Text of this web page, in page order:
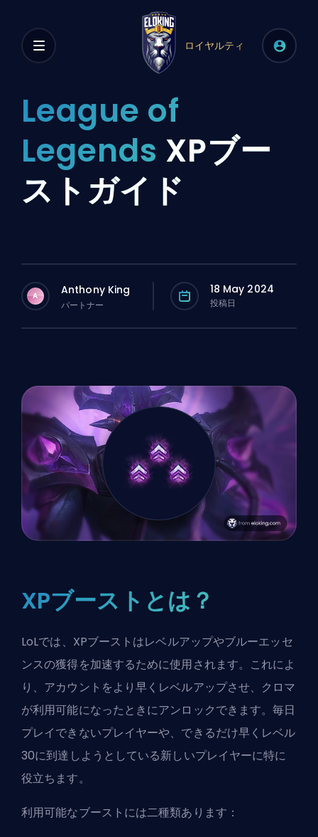
ロイヤルティ
League of
Legends XPブー
ストガイド
A Anthony King
パートナー
18 May 2024
投稿日
XPブーストとは？
LoLでは、XPブーストはレベルアップやブルーエッセ
ンスの獲得を加速するために使用されます。これによ
り、アカウントをより早くレベルアップさせ、クロマ
が利用可能になったときにアンロックできます。毎日
プレイできないプレイヤーや、できるだけ早くレベル
30に到達しようとしている新しいプレイヤーに特に
役立ちます。
利用可能なブーストには二種類あります：